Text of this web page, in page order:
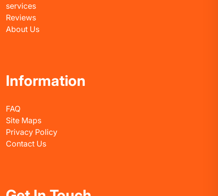
services
Reviews
About Us
Information
FAQ
Site Maps
Privacy Policy
Contact Us